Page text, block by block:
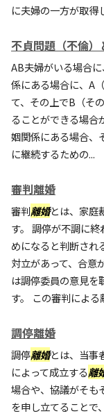
に夫婦の一方が取得
不貞問題（不倫）
AB夫婦がいる場合
係にある場合に、A
て、その上でB（そ
ることができる場
姻関係にある場合、
に継続するための...
審判離婚
審判離婚とは、家庭
す。 調停が不調に終
めになると判断され
対立があって、合意
は調停委員の意見を
す。 この審判による
調停離婚
調停離婚とは、当事
によって成立する離
場合や、協議がそも
を申し立てることで、